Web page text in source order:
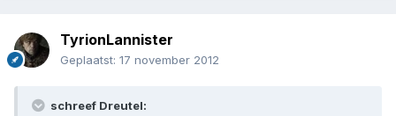
TyrionLannister
Geplaatst: 17 november 2012
schreef Dreutel: